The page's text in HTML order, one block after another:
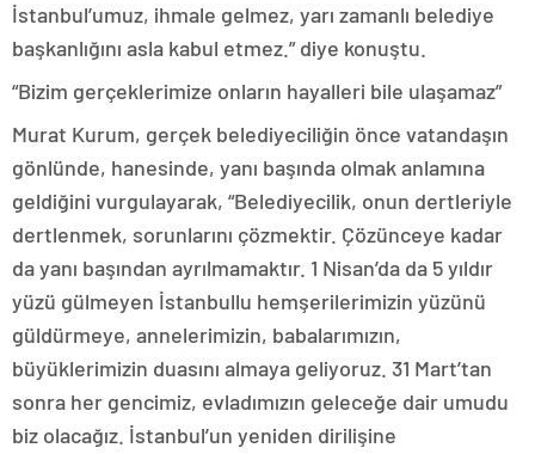
İstanbul’umuz, ihmale gelmez, yarı zamanlı belediye
başkanlığını asla kabul etmez.” diye konuştu.
“Bizim gerçeklerimize onların hayalleri bile ulaşamaz”
Murat Kurum, gerçek belediyeciliğin önce vatandaşın
gönlünde, hanesinde, yanı başında olmak anlamına
geldiğini vurgulayarak, “Belediyecilik, onun dertleriyle
dertlenmek, sorunlarını çözmektir. Çözünceye kadar
da yanı başından ayrılmamaktır. 1 Nisan’da da 5 yıldır
yüzü gülmeyen İstanbullu hemşerilerimizin yüzünü
güldürmeye, annelerimizin, babalarımızın,
büyüklerimizin duasını almaya geliyoruz. 31 Mart’tan
sonra her gencimiz, evladımızın geleceğe dair umudu
biz olacağız. İstanbul’un yeniden dirilişine